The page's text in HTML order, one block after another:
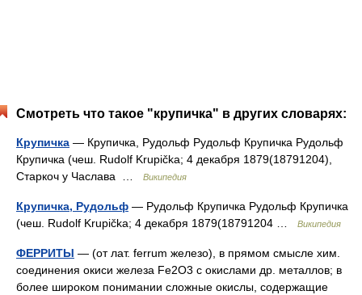
Смотреть что такое "крупичка" в других словарях:
Крупичка — Крупичка, Рудольф Рудольф Крупичка Рудольф
Крупичка (чеш. Rudolf Krupička; 4 декабря 1879(18791204),
Старкоч у Часлава …
Википедия
Крупичка, Рудольф — Рудольф Крупичка Рудольф Крупичка
(чеш. Rudolf Krupička; 4 декабря 1879(18791204 …
Википедия
ФЕРРИТЫ — (от лат. ferrum железо), в прямом смысле хим.
соединения окиси железа Fe2O3 с окислами др. металлов; в
более широком понимании сложные окислы, содержащие